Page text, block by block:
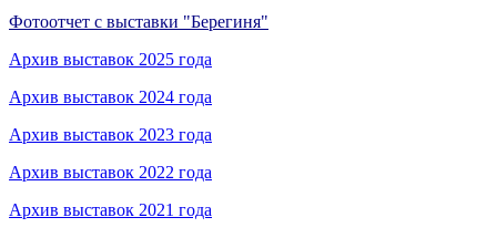
Фотоотчет с выставки "Берегиня"
Архив выставок 2025 года
Архив выставок 2024 года
Архив выставок 2023 года
Архив выставок 2022 года
Архив выставок 2021 года